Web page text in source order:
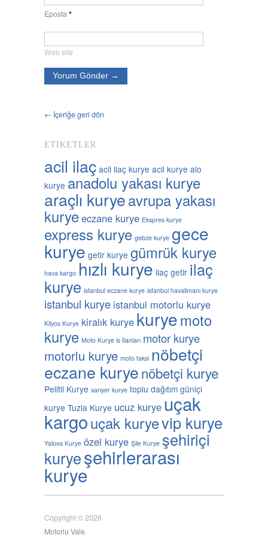
Eposta*
Web site
← İçeriğe geri dön
ETIKETLER
acil ilaç acil ilaç kurye acil kurye alo
kurye anadolu yakası kurye
araçlı kuryeavrupa yakası
kuryeeczane kurye Ekspres kurye
express kurye gebze kurye gece
kurye getir kurye gümrük kurye
hava kargo hızlı kurye ilaç getir ilaç
kurye istanbul eczane kurye istanbul havalimanı kurye
istanbul kurye istanbul motorlu kurye
Kilyos Kurye kiralık kurye kuryemoto
kurye Moto Kurye is İlanları motor kurye
motorlu kurye moto taksi nöbetçi
eczane kuryenöbetçi kurye
Pelitli Kurye sarıyer kurye toplu dağıtım güniçi
kurye Tuzla Kurye ucuz kurye uçak
kargouçak kuryevip kurye
Yalova Kurye özel kurye Şile Kurye şehiriçi
kuryeşehirlerarası
kurye
Copyright © 2026
Motorlu Vale